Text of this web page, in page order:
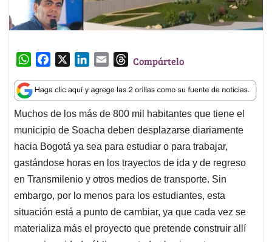
W
a
t
s
A
p
p
c
e
b
o
o
k
n
k
e
d
I
n
a
i
l
T
r
e
a
d
s
Compártelo
Muchos de los más de 800 mil habitantes que tiene el
municipio de Soacha deben desplazarse diariamente
hacia Bogotá ya sea para estudiar o para trabajar,
gastándose horas en los trayectos de ida y de regreso
en Transmilenio y otros medios de transporte. Sin
embargo, por lo menos para los estudiantes, esta
situación está a punto de cambiar, ya que cada vez se
materializa más el proyecto que pretende construir allí